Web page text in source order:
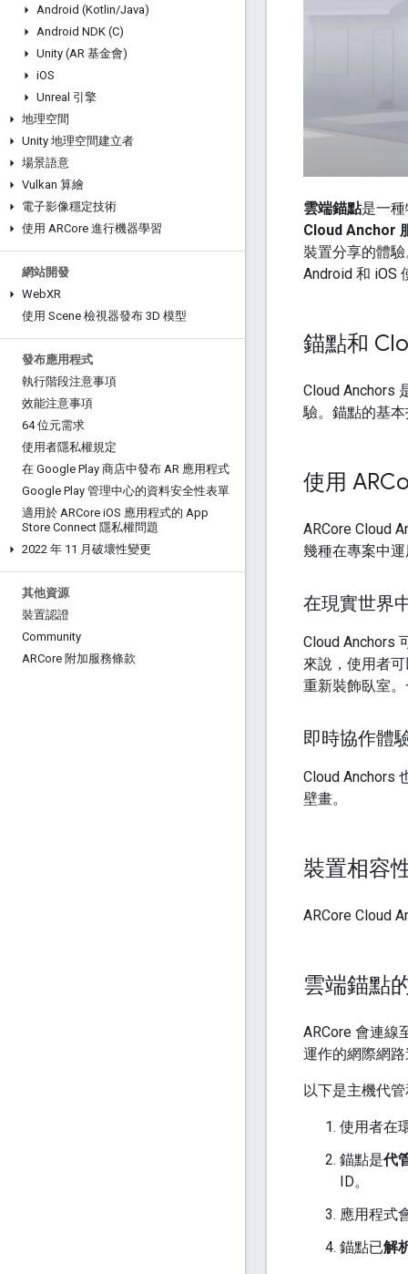
Android (Kotlin/Java)
Android NDK (C)
Unity (AR 基金會)
iOS
Unreal 引擎
地理空間
Unity 地理空間建立者
場景語意
Vulkan 算繪
電子影像穩定技術
使用 ARCore 進行機器學習
網站開發
WebXR
使用 Scene 檢視器發布 3D 模型
發布應用程式
執行階段注意事項
效能注意事項
64 位元需求
使用者隱私權規定
在 Google Play 商店中發布 AR 應用程式
Google Play 管理中心的資料安全性表單
適用於 ARCore iOS 應用程式的 App
Store Connect 隱私權問題
2022 年 11 月破壞性變更
其他資源
裝置認證
Community
ARCore 附加服務條款
雲端錨點是一
Cloud Anchor
裝置分享的體
Android 和 iOS
錨點和
Cloud Anchors
驗。錨點的基
使用
ARCore Cloud
幾種在專案中
在現實世界
Cloud Anchors
來說，使用者
重新裝飾臥室
即時協作體
Cloud Anchors
壁畫。
裝置相容
ARCore Cloud
雲端錨點
ARCore 會連線
運作的網際網
以下是主機代
使用者在
錨點是代
ID。
應用程式
錨點已解